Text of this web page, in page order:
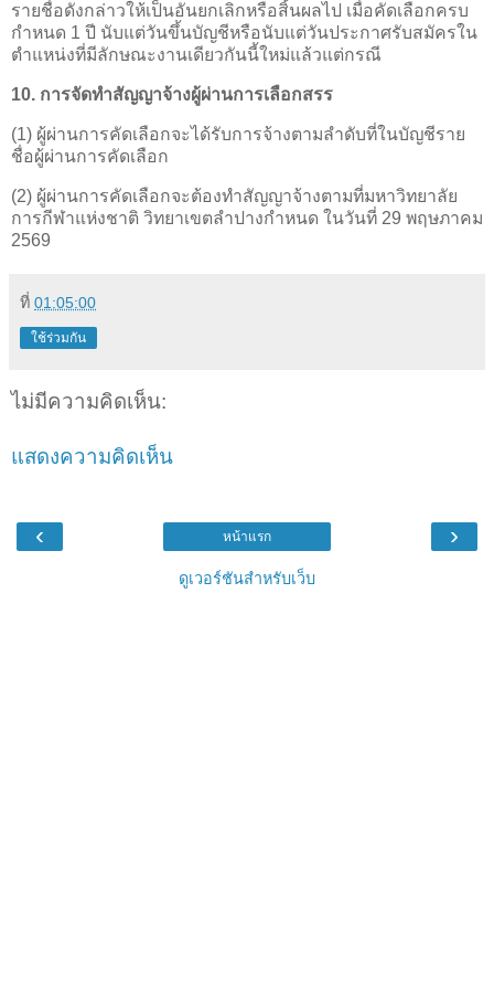
รายชื่อดังกล่าวให้เป็นอันยกเลิกหรือสิ้นผลไป เมื่อคัดเลือกครบ
กำหนด 1 ปี นับแต่วันขึ้นบัญชีหรือนับแต่วันประกาศรับสมัครใน
ตำแหน่งที่มีลักษณะงานเดียวกันนี้ใหม่แล้วแต่กรณี
10. การจัดทำสัญญาจ้างผู้ผ่านการเลือกสรร
(1) ผู้ผ่านการคัดเลือกจะได้รับการจ้างตามลำดับที่ในบัญชีราย
ชื่อผู้ผ่านการคัดเลือก
(2) ผู้ผ่านการคัดเลือกจะต้องทำสัญญาจ้างตามที่มหาวิทยาลัย
การกีฬาแห่งชาติ วิทยาเขตลำปางกำหนด ในวันที่ 29 พฤษภาคม
2569
ที่ 01:05:00
ใช้ร่วมกัน
ไม่มีความคิดเห็น:
แสดงความคิดเห็น
‹ ›
หน้าแรก
ดูเวอร์ชันสำหรับเว็บ